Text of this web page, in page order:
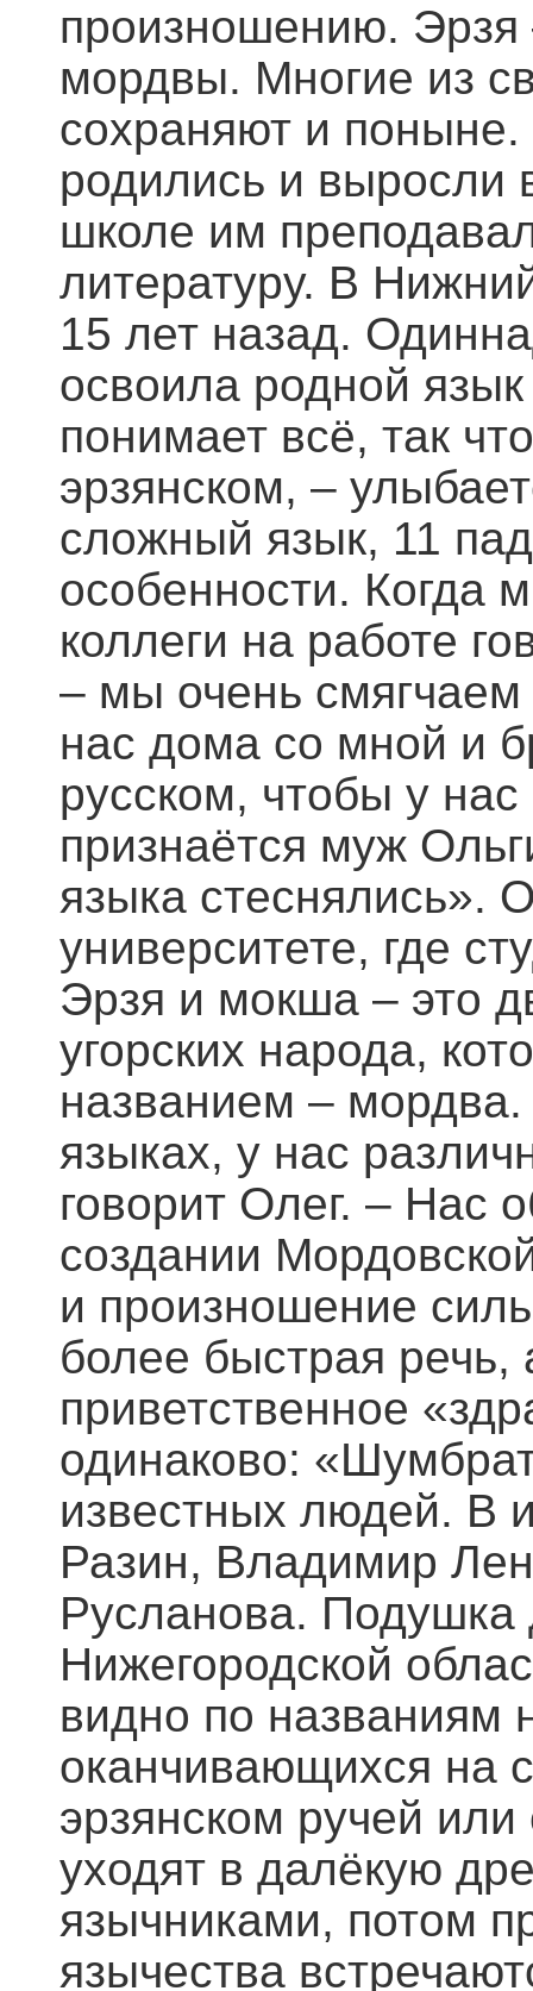
произношению. Эрзя
мордвы. Многие из
сохраняют и
родились и выросли
школе им
литературу. В
15 лет назад.
освоила родной
понимает всё, так
эрзянском, –
сложный язык, 11
особенности. Когда
коллеги на работе
– мы очень
нас дома со мной и
русском, чтобы у
признаётся муж
языка стеснялись».
университете, где
Эрзя и мокша – это
угорских народа,
названием –
языках, у нас
говорит Олег. – Нас
создании
и произношение
более быстрая
приветственное
одинаково:
известных людей. В
Разин, Владимир
Русланова.
Нижегородской
видно по названиям
оканчивающихся на
эрзянском ручей
уходят в далёкую
язычниками, потом
язычества